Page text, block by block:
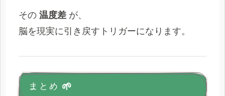
その 温度差 が、
脳を現実に引き戻すトリガーになります。
まとめ 🌱